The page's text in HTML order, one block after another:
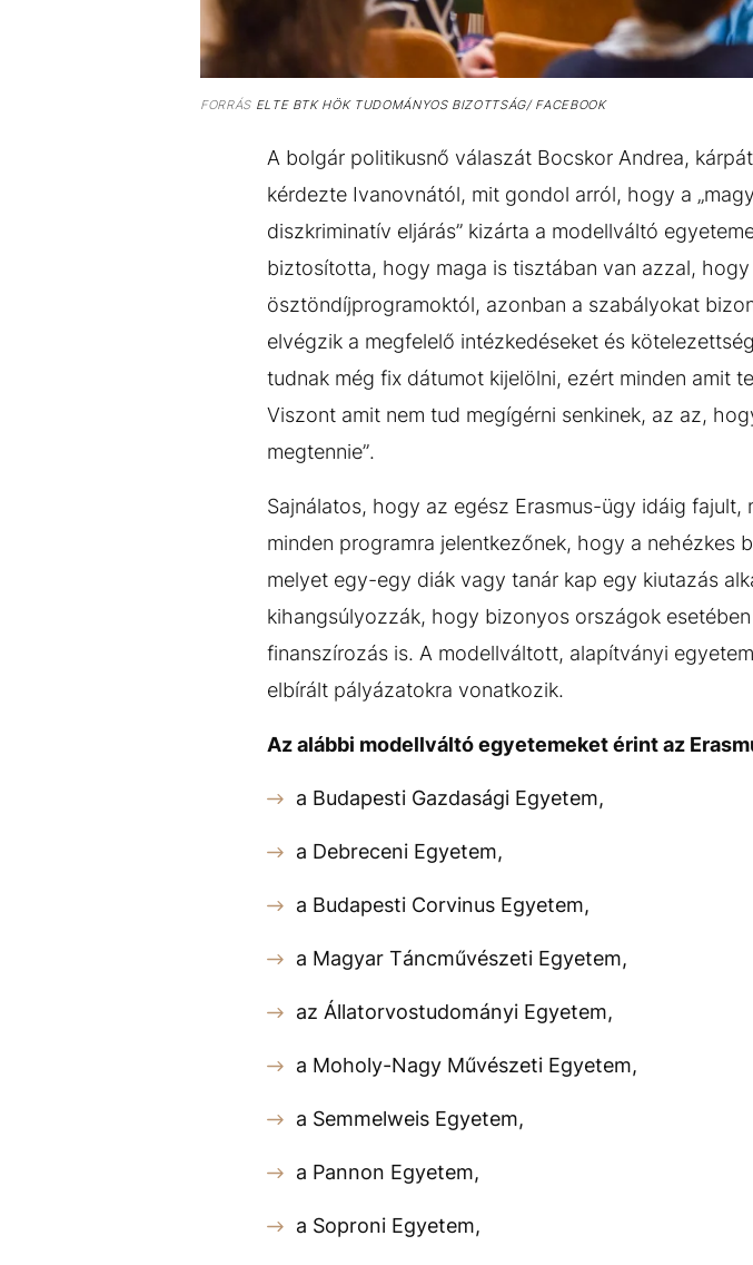
FORRÁSELTE BTK HÖK TUDOMÁNYOS BIZOTTSÁG/ FACEBOOK
A bolgár politikusnő válaszát Bocskor Andrea,
kérdezte Ivanovnától, mit gondol arról, hogy a
diszkriminatív eljárás” kizárta a modellváltó
biztosította, hogy maga is tisztában van azzal,
ösztöndíjprogramoktól, azonban a szabályokat
elvégzik a megfelelő intézkedéseket és
tudnak még fix dátumot kijelölni, ezért minden amit
Viszont amit nem tud megígérni senkinek, az az,
megtennie”.
Sajnálatos, hogy az egész Erasmus-ügy idáig
minden programra jelentkezőnek, hogy a nehézkes
melyet egy-egy diák vagy tanár kap egy kiutazás
kihangsúlyozzák, hogy bizonyos országok
finanszírozás is. A modellváltott, alapítványi
elbírált pályázatokra vonatkozik.
Az alábbi modellváltó egyetemeket érint az
a Budapesti Gazdasági Egyetem,
a Debreceni Egyetem,
a Budapesti Corvinus Egyetem,
a Magyar Táncművészeti Egyetem,
az Állatorvostudományi Egyetem,
a Moholy-Nagy Művészeti Egyetem,
a Semmelweis Egyetem,
a Pannon Egyetem,
a Soproni Egyetem,